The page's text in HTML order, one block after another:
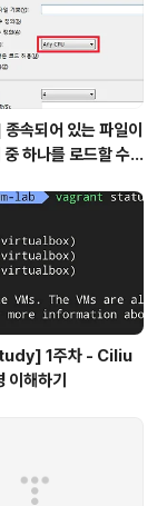
속되어 있는 파일이
중 하나를 로드할 수
1주차 - Ciliu
이해하기